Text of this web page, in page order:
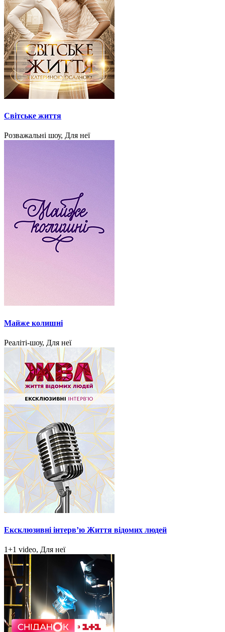
Світське життя
Розважальні шоу, Для неї
Майже колишні
Реаліті-шоу, Для неї
Ексклюзивні інтерв’ю Життя відомих людей
1+1 video, Для неї